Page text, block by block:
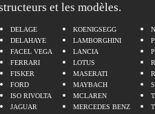
et les modèles.
DELAGE
DELAHAYE
FACEL VEGA
FERRARI
FISKER
FORD
ISO RIVOLTA
JAGUAR
KOENIGSEGG
LAMBORGHINI
LANCIA
LOTUS
MASERATI
MAYBACH
MCLAREN
MERCEDES BENZ